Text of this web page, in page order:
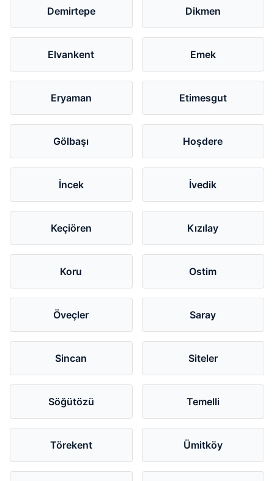
Demirtepe Dikmen
Elvankent Emek
Eryaman Etimesgut
Gölbaşı Hoşdere
İncek İvedik
Keçiören Kızılay
Koru Ostim
Öveçler Saray
Sincan Siteler
Söğütözü Temelli
Törekent Ümitköy